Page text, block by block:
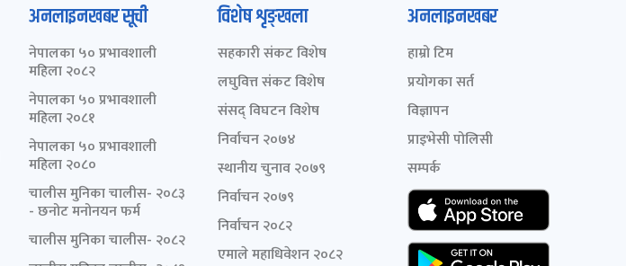
अनलाइनखबर सूची
नेपालका ५० प्रभावशाली
महिला २०८२
नेपालका ५० प्रभावशाली
महिला २०८१
नेपालका ५० प्रभावशाली
महिला २०८०
चालीस मुनिका चालीस- २०८३
- छनोट मनोनयन फर्म
चालीस मुनिका चालीस- २०८२
विशेष शृङ्खला
सहकारी संकट विशेष
लघुवित्त संकट विशेष
संसद् विघटन विशेष
निर्वाचन २०७४
स्थानीय चुनाव २०७९
निर्वाचन २०७९
निर्वाचन २०८२
एमाले महाधिवेशन २०८२
अनलाइनखबर
हाम्रो टिम
प्रयोगका सर्त
विज्ञापन
प्राइभेसी पोलिसी
सम्पर्क